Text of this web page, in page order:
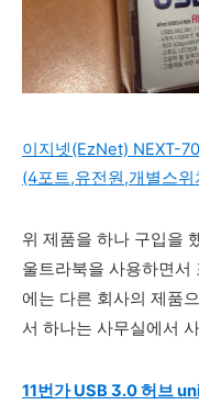
이지넷(EzNet) NEXT-
(4포트,유전원,개별스위
위 제품을 하나 구입을
울트라북을 사용하면서
에는 다른 회사의 제품
서 하나는 사무실에서
11번가 USB 3.0 허브